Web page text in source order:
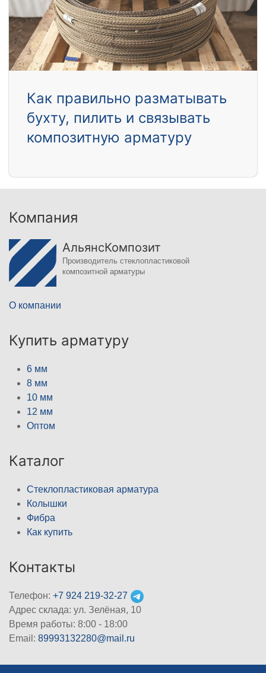
Как правильно разматывать
бухту, пилить и связывать
композитную арматуру
Компания
АльянсКомпозит
Производитель стеклопластиковой
композитной арматуры
О компании
Купить арматуру
6 мм
8 мм
10 мм
12 мм
Оптом
Каталог
Стеклопластиковая арматура
Колышки
Фибра
Как купить
Контакты
Телефон: +7 924 219-32-27
Адрес склада: ул. Зелёная, 10
Время работы: 8:00 - 18:00
Email: 89993132280@mail.ru